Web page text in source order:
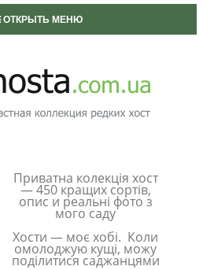
ОТКРЫТЬ МЕНЮ
Приватна колекція хост
— 450 кращих сортів,
опис и реальні фото з
мого саду
Хости — моє хобі. Коли
омолоджую кущі, можу
поділитися саджанцями